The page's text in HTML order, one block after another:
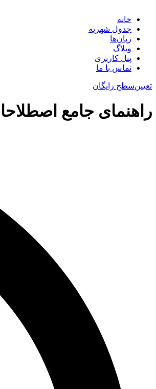
خانه
جدول شهریه
زبان‌ها
وبلاگ
پنل کاربری
تماس با ما
تعیین‌سطح رایگان
راهنمای جامع